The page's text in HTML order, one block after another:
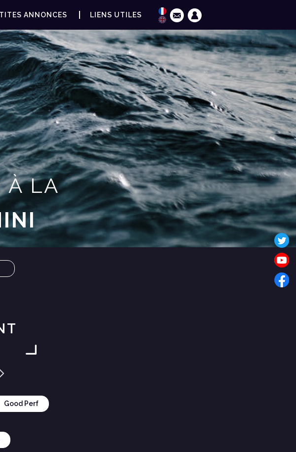
ANNONCES LIENS UTILES
À LA
Good Perf